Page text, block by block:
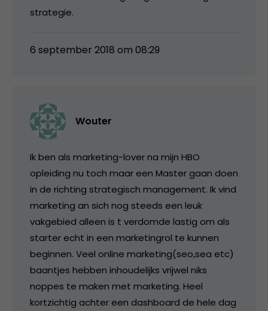
strategie.
6 september 2018 om 08:29
Wouter
Ik ben als marketing-lover na mijn HBO
opleiding nu toch maar een Master gaan doen
in de richting strategisch management. Ik vind
marketing an sich nog steeds een leuk
vakgebied alleen is t verdomde lastig om als
starter echt in een marketingrol te kunnen
beginnen. Veel online marketing(seo,sea etc)
baantjes hebben inhoudelijks vrijwel niks
noppes te maken met marketing. Heel
kortzichtig achter een dashboard de hele dag